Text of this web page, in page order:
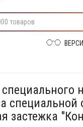
специальной
застежка